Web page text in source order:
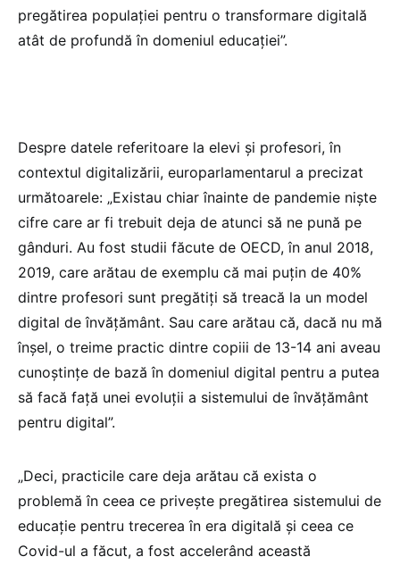
pregătirea populației pentru o transformare digitală
atât de profundă în domeniul educației”.
Despre datele referitoare la elevi și profesori, în
contextul digitalizării, europarlamentarul a precizat
următoarele: „Existau chiar înainte de pandemie niște
cifre care ar fi trebuit deja de atunci să ne pună pe
gânduri. Au fost studii făcute de OECD, în anul 2018,
2019, care arătau de exemplu că mai puțin de 40%
dintre profesori sunt pregătiți să treacă la un model
digital de învățământ. Sau care arătau că, dacă nu mă
înșel, o treime practic dintre copiii de 13-14 ani aveau
cunoștințe de bază în domeniul digital pentru a putea
să facă față unei evoluții a sistemului de învățământ
pentru digital”.
„Deci, practicile care deja arătau că exista o
problemă în ceea ce privește pregătirea sistemului de
educație pentru trecerea în era digitală și ceea ce
Covid-ul a făcut, a fost accelerând această